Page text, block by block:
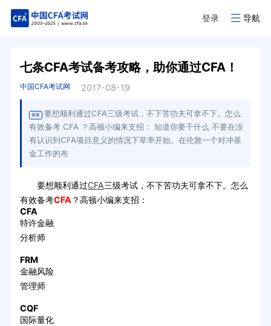
登录 导航
七条CFA考试备考攻略，助你通过CFA！
中国CFA考试网 2017-08-19
摘要
要想顺利通过CFA三级考试，不下苦功夫可拿不下。怎么
有效备考 CFA ？高顿小编来支招： 知道你要干什么 不要在没
有认识到CFA项目意义的情况下草率开始。在伦敦一个对冲基
金工作的布
要想顺利通过CFA三级考试，不下苦功夫可拿不下。怎么
有效备考CFA ？高顿小编来支招：
CFA
特许金融
分析师
FRM
金融风险
管理师
CQF
国际量化